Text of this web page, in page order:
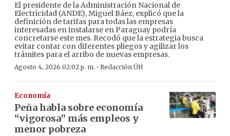
El presidente de la Administración Nacional de
Electricidad (ANDE), Miguel Báez, explicó que la
definición de tarifas para todas las empresas
interesadas en instalarse en Paraguay podría
concretarse este mes. Recodó que la estrategia busca
evitar contar con diferentes pliegos y agilizar los
trámites para el arribo de nuevas empresas.
Agosto 4, 2026 02:02 p. m. · Redacción ÚH
Economía
Peña habla sobre economía
“vigorosa” más empleos y
menor pobreza